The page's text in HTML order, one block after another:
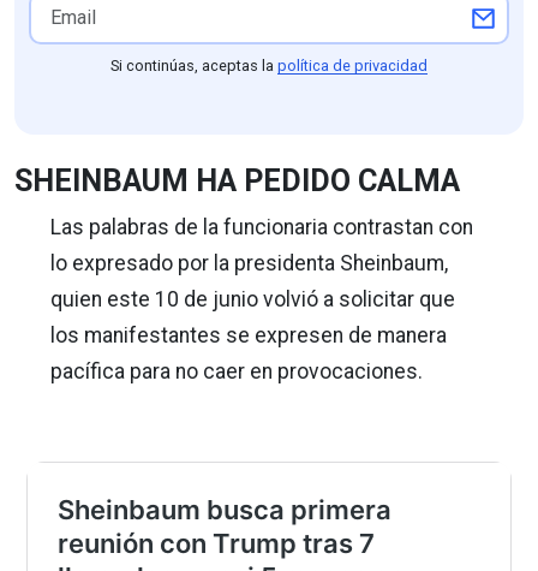
Si continúas, aceptas la política de privacidad
SHEINBAUM HA PEDIDO CALMA
Las palabras de la funcionaria contrastan con
lo expresado por la presidenta Sheinbaum,
quien este 10 de junio volvió a solicitar que
los manifestantes se expresen de manera
pacífica para no caer en provocaciones.